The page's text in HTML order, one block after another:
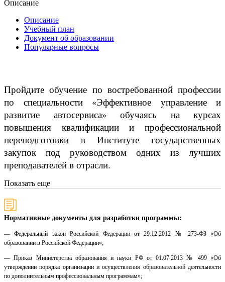
Описание
Описание
Учебный план
Документ об образовании
Популярные вопросы
Пройдите обучение по востребованной профессии
по специальности «Эффективное управление и
развитие автосервиса» обучаясь на курсах
повышения квалификации и профессиональной
переподготовки в Институте государственных
закупок под руководством одних из лучших
преподавателей в отрасли.
Показать еще
Нормативные документы для разработки программы:
— Федеральный закон Российской Федерации от 29.12.2012 № 273-ФЗ «Об
образовании в Российской Федерации»;
— Приказ Министерства образования и науки РФ от 01.07.2013 № 499 «Об
утверждении порядка организации и осуществления образовательной деятельности
по дополнительным профессиональным программам»;